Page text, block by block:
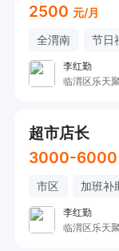
2500 元/月
全渭南 节日
李红勤
临渭区乐天
超市店长
3000-6000
市区 加班补
李红勤
临渭区乐天